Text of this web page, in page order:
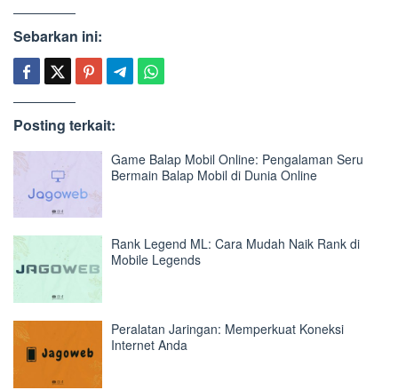
Sebarkan ini:
Posting terkait:
Game Balap Mobil Online: Pengalaman Seru
Bermain Balap Mobil di Dunia Online
Rank Legend ML: Cara Mudah Naik Rank di
Mobile Legends
Peralatan Jaringan: Memperkuat Koneksi
Internet Anda